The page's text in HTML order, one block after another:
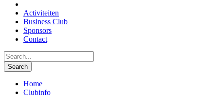
Activiteiten
Business Club
Sponsors
Contact
Home
Clubinfo